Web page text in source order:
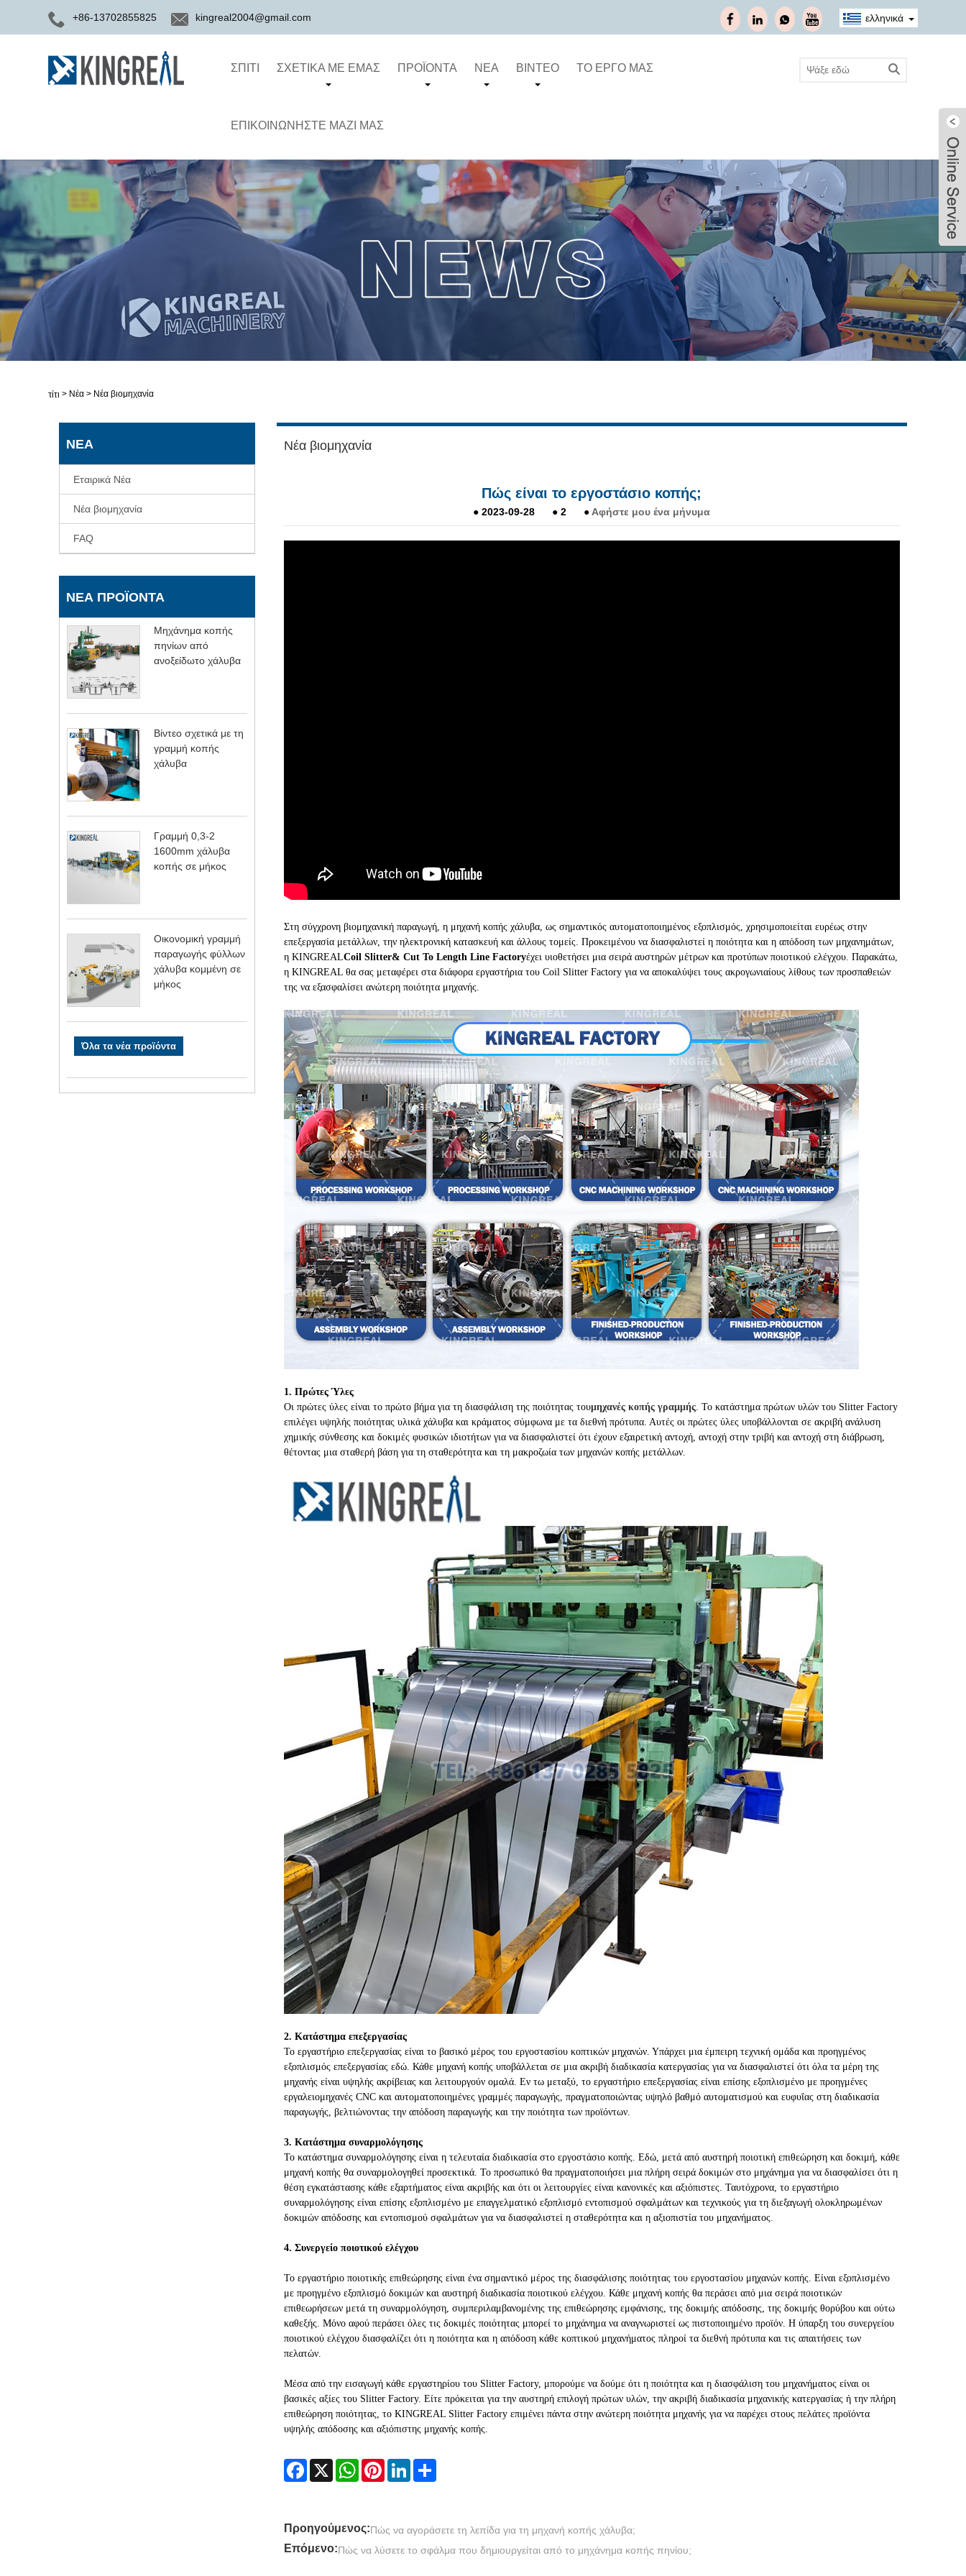
+86-13702855825 kingreal2004@gmail.com ελληνικά
ΣΠΊΤΙ ΣΧΕΤΙΚΆ ΜΕ ΕΜΆΣ ΠΡΟΪΌΝΤΑ ΝΈΑ ΒΊΝΤΕΟ ΤΟ ΈΡΓΟ ΜΑΣ
ΕΠΙΚΟΙΝΩΝΉΣΤΕ ΜΑΖΊ ΜΑΣ
Σπίτι > Νέα > Νέα βιομηχανία
ΝΈΑ
Εταιρικά Νέα
Νέα βιομηχανία
FAQ
ΝΈΑ ΠΡΟΪΌΝΤΑ
Μηχάνημα κοπής
πηνίων από
ανοξείδωτο χάλυβα
Βίντεο σχετικά με τη
γραμμή κοπής
χάλυβα
Γραμμή 0,3-2
1600mm χάλυβα
κοπής σε μήκος
Οικονομική γραμμή
παραγωγής φύλλων
χάλυβα κομμένη σε
μήκος
Όλα τα νέα προϊόντα
Νέα βιομηχανία
Πώς είναι το εργοστάσιο κοπής;
●2023-09-28 ●2 ● Αφήστε μου ένα μήνυμα
Στη σύγχρονη βιομηχανική παραγωγή, η μηχανή κοπής χάλυβα, ως σημαντικός αυτοματοποιημένος εξοπλισμός, χρησιμοποιείται ευρέως στην
επεξεργασία μετάλλων, την ηλεκτρονική κατασκευή και άλλους τομείς. Προκειμένου να διασφαλιστεί η ποιότητα και η απόδοση των μηχανημάτων,
η KINGREALCoil Slitter& Cut To Length Line Factoryέχει υιοθετήσει μια σειρά αυστηρών μέτρων και προτύπων ποιοτικού ελέγχου. Παρακάτω,
η KINGREAL θα σας μεταφέρει στα διάφορα εργαστήρια του Coil Slitter Factory για να αποκαλύψει τους ακρογωνιαίους λίθους των προσπαθειών
της να εξασφαλίσει ανώτερη ποιότητα μηχανής.
1. Πρώτες Ύλες
Οι πρώτες ύλες είναι το πρώτο βήμα για τη διασφάλιση της ποιότητας τουμηχανές κοπής γραμμής. Το κατάστημα πρώτων υλών του Slitter Factory
επιλέγει υψηλής ποιότητας υλικά χάλυβα και κράματος σύμφωνα με τα διεθνή πρότυπα. Αυτές οι πρώτες ύλες υποβάλλονται σε ακριβή ανάλυση
χημικής σύνθεσης και δοκιμές φυσικών ιδιοτήτων για να διασφαλιστεί ότι έχουν εξαιρετική αντοχή, αντοχή στην τριβή και αντοχή στη διάβρωση,
θέτοντας μια σταθερή βάση για τη σταθερότητα και τη μακροζωία των μηχανών κοπής μετάλλων.
2. Κατάστημα επεξεργασίας
Το εργαστήριο επεξεργασίας είναι το βασικό μέρος του εργοστασίου κοπτικών μηχανών. Υπάρχει μια έμπειρη τεχνική ομάδα και προηγμένος
εξοπλισμός επεξεργασίας εδώ. Κάθε μηχανή κοπής υποβάλλεται σε μια ακριβή διαδικασία κατεργασίας για να διασφαλιστεί ότι όλα τα μέρη της
μηχανής είναι υψηλής ακρίβειας και λειτουργούν ομαλά. Εν τω μεταξύ, το εργαστήριο επεξεργασίας είναι επίσης εξοπλισμένο με προηγμένες
εργαλειομηχανές CNC και αυτοματοποιημένες γραμμές παραγωγής, πραγματοποιώντας υψηλό βαθμό αυτοματισμού και ευφυΐας στη διαδικασία
παραγωγής, βελτιώνοντας την απόδοση παραγωγής και την ποιότητα των προϊόντων.
3. Κατάστημα συναρμολόγησης
Το κατάστημα συναρμολόγησης είναι η τελευταία διαδικασία στο εργοστάσιο κοπής. Εδώ, μετά από αυστηρή ποιοτική επιθεώρηση και δοκιμή, κάθε
μηχανή κοπής θα συναρμολογηθεί προσεκτικά. Το προσωπικό θα πραγματοποιήσει μια πλήρη σειρά δοκιμών στο μηχάνημα για να διασφαλίσει ότι η
θέση εγκατάστασης κάθε εξαρτήματος είναι ακριβής και ότι οι λειτουργίες είναι κανονικές και αξιόπιστες. Ταυτόχρονα, το εργαστήριο
συναρμολόγησης είναι επίσης εξοπλισμένο με επαγγελματικό εξοπλισμό εντοπισμού σφαλμάτων και τεχνικούς για τη διεξαγωγή ολοκληρωμένων
δοκιμών απόδοσης και εντοπισμού σφαλμάτων για να διασφαλιστεί η σταθερότητα και η αξιοπιστία του μηχανήματος.
4. Συνεργείο ποιοτικού ελέγχου
Το εργαστήριο ποιοτικής επιθεώρησης είναι ένα σημαντικό μέρος της διασφάλισης ποιότητας του εργοστασίου μηχανών κοπής. Είναι εξοπλισμένο
με προηγμένο εξοπλισμό δοκιμών και αυστηρή διαδικασία ποιοτικού ελέγχου. Κάθε μηχανή κοπής θα περάσει από μια σειρά ποιοτικών
επιθεωρήσεων μετά τη συναρμολόγηση, συμπεριλαμβανομένης της επιθεώρησης εμφάνισης, της δοκιμής απόδοσης, της δοκιμής θορύβου και ούτω
καθεξής. Μόνο αφού περάσει όλες τις δοκιμές ποιότητας μπορεί το μηχάνημα να αναγνωριστεί ως πιστοποιημένο προϊόν. Η ύπαρξη του συνεργείου
ποιοτικού ελέγχου διασφαλίζει ότι η ποιότητα και η απόδοση κάθε κοπτικού μηχανήματος πληροί τα διεθνή πρότυπα και τις απαιτήσεις των
πελατών.
Μέσα από την εισαγωγή κάθε εργαστηρίου του Slitter Factory, μπορούμε να δούμε ότι η ποιότητα και η διασφάλιση του μηχανήματος είναι οι
βασικές αξίες του Slitter Factory. Είτε πρόκειται για την αυστηρή επιλογή πρώτων υλών, την ακριβή διαδικασία μηχανικής κατεργασίας ή την πλήρη
επιθεώρηση ποιότητας, το KINGREAL Slitter Factory επιμένει πάντα στην ανώτερη ποιότητα μηχανής για να παρέχει στους πελάτες προϊόντα
υψηλής απόδοσης και αξιόπιστης μηχανής κοπής.
Facebook
X WhatsAppPinterestLinkedInShare
Προηγούμενος:Πώς να αγοράσετε τη λεπίδα για τη μηχανή κοπής χάλυβα;
Επόμενο:Πώς να λύσετε το σφάλμα που δημιουργείται από το μηχάνημα κοπής πηνίου;